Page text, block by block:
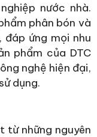
nước nhà.
phân bón và
ứng mọi nhu
phẩm của DTC
nghệ hiện đại,
dụng.
từ những nguyên